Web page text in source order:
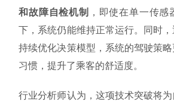
和故障自检机制
，即使在单一传
下，系统仍能维持正常运行。同时
持续优化决策模型，系统的驾驶策
习惯，提升了乘客的舒适度。
行业分析师认为，这项技术突破将